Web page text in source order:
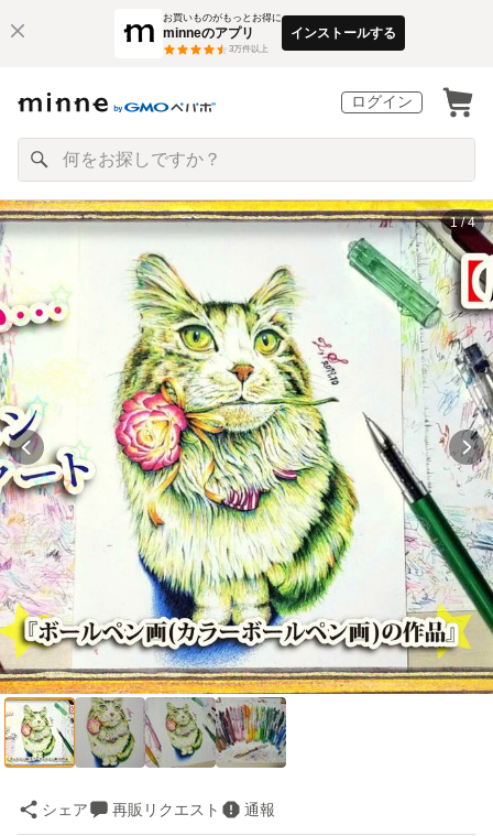
お買いものがもっとお得に
minneのアプリ
3万件以上
インストールする
ログイン
1 / 4
シェア 再販リクエスト 通報